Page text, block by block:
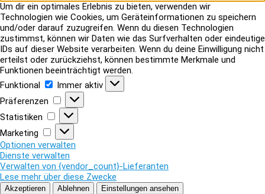
Um dir ein optimales Erlebnis zu bieten, verwenden wir
Technologien wie Cookies, um Geräteinformationen zu speichern
und/oder darauf zuzugreifen. Wenn du diesen Technologien
zustimmst, können wir Daten wie das Surfverhalten oder eindeutige
IDs auf dieser Website verarbeiten. Wenn du deine Einwilligung nicht
erteilst oder zurückziehst, können bestimmte Merkmale und
Funktionen beeinträchtigt werden.
Funktional
Funktional
Immer aktiv
Präferenzen
Präferenzen
Statistiken
Statistiken
Marketing
Marketing
Optionen verwalten
Dienste verwalten
Verwalten von {vendor_count}-Lieferanten
Lese mehr über diese Zwecke
Akzeptieren Ablehnen
Einstellungen ansehen